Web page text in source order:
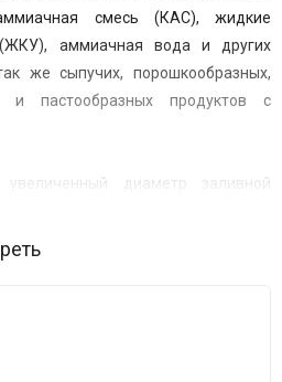
смесь (КАС), жидкие
ЖКУ), аммиачная вода и других
же сыпучих, порошкообразных,
и пастообразных продуктов с
диаметр заливной
удобство в эксплуатации.
составляет 400 мм, диаметр